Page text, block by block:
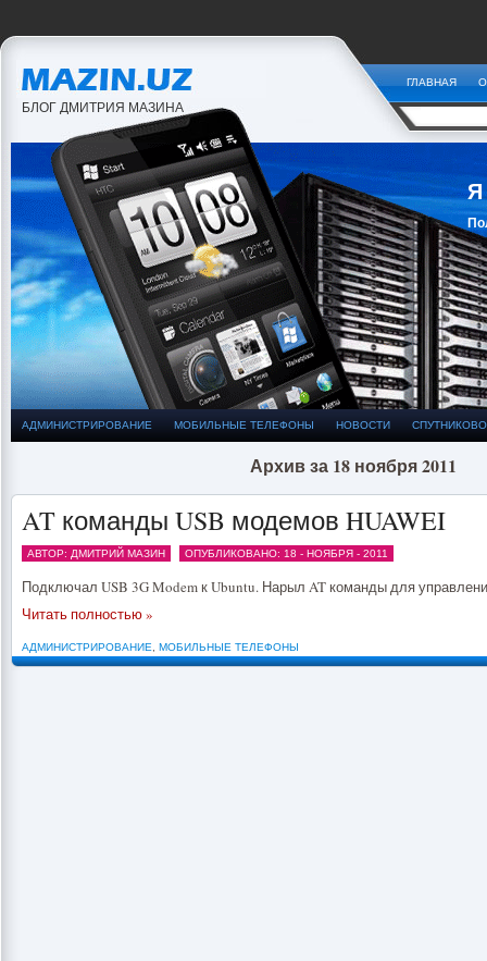
БЛОГ ДМИТРИЯ МАЗИНА
ГЛАВНАЯ
Я
АДМИНИСТРИРОВАНИЕ МОБИЛЬНЫЕ ТЕЛЕФОНЫ НОВОСТИ
Архив за 18 ноября 2011
AT команды USB модемов HUAWEI
АВТОР: ДМИТРИЙ МАЗИН ОПУБЛИКОВАНО: 18 - НОЯБРЯ - 2011
Подключал USB 3G Modem к Ubuntu. Нарыл AT команды для
Читать полностью »
АДМИНИСТРИРОВАНИЕ МОБИЛЬНЫЕ ТЕЛЕФОНЫ